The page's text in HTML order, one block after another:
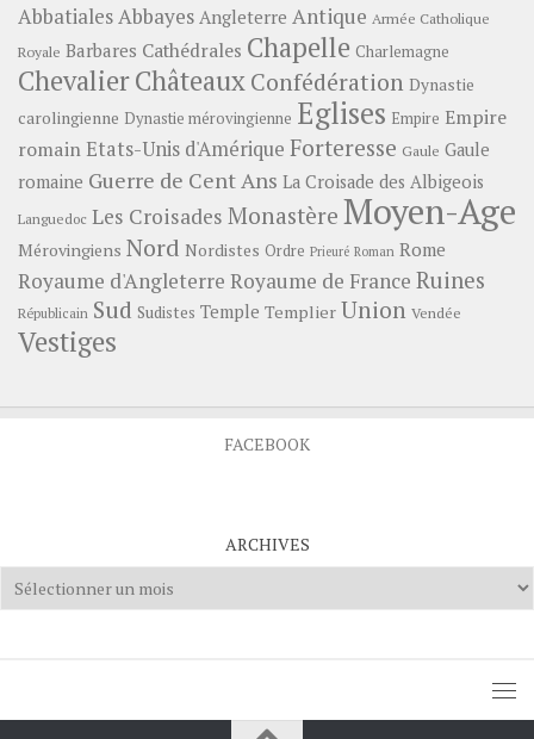
Abbatiales Abbayes Angleterre Antique Armée Catholique
Royale Barbares Cathédrales Chapelle Charlemagne
ChevalierChâteauxConfédération Dynastie
carolingienne Dynastie mérovingienne Eglises Empire Empire
romainEtats-Unis d'Amérique Forteresse Gaule Gaule
romaine Guerre de Cent Ans La Croisade des Albigeois
Languedoc Les Croisades Monastère Moyen-Age
Mérovingiens Nord Nordistes Ordre Prieuré Roman Rome
Royaume d'Angleterre Royaume de France Ruines
Républicain Sud Sudistes Temple Templier Union Vendée
Vestiges
FACEBOOK
ARCHIVES
Archives